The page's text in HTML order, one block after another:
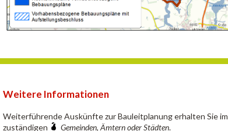
Weitere Informationen
Weiterführende Auskünfte zur Bauleitplanung erhalten Sie im
zuständigen
Gemeinden, Ämtern oder Städten.